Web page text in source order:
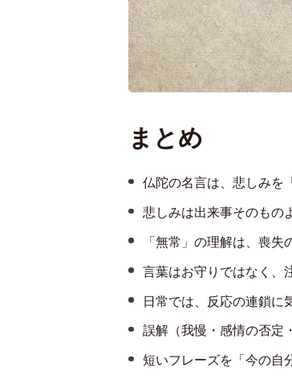
まとめ
仏陀の名言は、悲しみを
悲しみは出来事そのもの
「無常」の理解は、喪
言葉はお守りではなく、
日常では、反応の連鎖に
誤解（我慢・感情の否定
短いフレーズを「今の自